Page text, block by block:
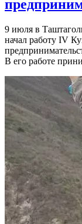
9 июля в
начал работу IV
В его работе